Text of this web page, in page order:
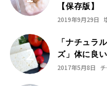
【保存版】
2019年9月29日
「ナチュラ
ズ」体に良
2017年5月8日